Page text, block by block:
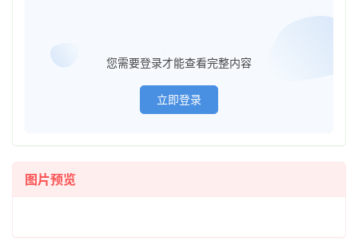
首
您需要登录才能查看完整内容
立即登录
图片预览